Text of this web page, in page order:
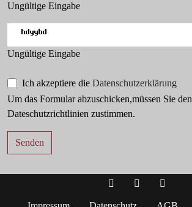
Ungültige Eingabe
Ungültige Eingabe
Ich akzeptiere die Datenschutzerklärung
Um das Formular abzuschicken,müssen Sie den
Dateschutzrichtlinien zustimmen.
Senden
FacebookInstagram